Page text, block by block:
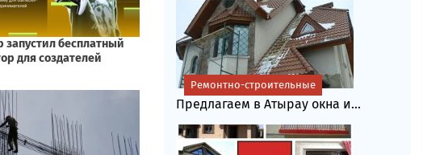
Предлагаем в Атырау окна и...
Ремонтно-строительные